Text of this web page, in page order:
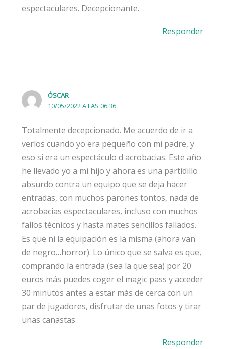
espectaculares. Decepcionante.
Responder
ÓSCAR
10/05/2022 A LAS 06:36
Totalmente decepcionado. Me acuerdo de ir a
verlos cuando yo era pequeño con mi padre, y
eso si era un espectáculo d acrobacias. Este año
he llevado yo a mi hijo y ahora es una partidillo
absurdo contra un equipo que se deja hacer
entradas, con muchos parones tontos, nada de
acrobacias espectaculares, incluso con muchos
fallos técnicos y hasta mates sencillos fallados.
Es que ni la equipación es la misma (ahora van
de negro…horror). Lo único que se salva es que,
comprando la entrada (sea la que sea) por 20
euros más puedes coger el magic pass y acceder
30 minutos antes a estar más de cerca con un
par de jugadores, disfrutar de unas fotos y tirar
unas canastas
Responder